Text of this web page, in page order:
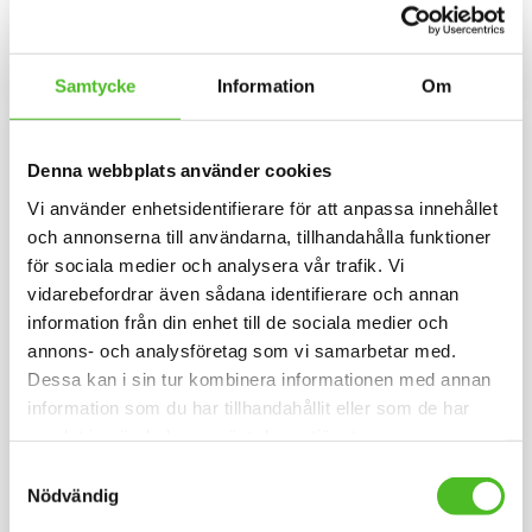
Samtycke Information Om
Denna webbplats använder cookies
Vi använder enhetsidentifierare för att anpassa innehållet
och annonserna till användarna, tillhandahålla funktioner
för sociala medier och analysera vår trafik. Vi
vidarebefordrar även sådana identifierare och annan
information från din enhet till de sociala medier och
annons- och analysföretag som vi samarbetar med.
Dessa kan i sin tur kombinera informationen med annan
information som du har tillhandahållit eller som de har
Nödvändig
Lägg till i favoriter
nät och en siluettbild av en
Airdaleterrier. Luftig och skön
SEK
Hoodie med Airdaleterrier
Luvtröja med ett
Airdaleterriermotiv tryckt på
429
Keps i juniorstorlek med
Airdaleterrier
Keps i juniorstorlek i 100%
och baksida av nät och en
siluettbild av en Airdaleterrier.
Luftig och skön keps.